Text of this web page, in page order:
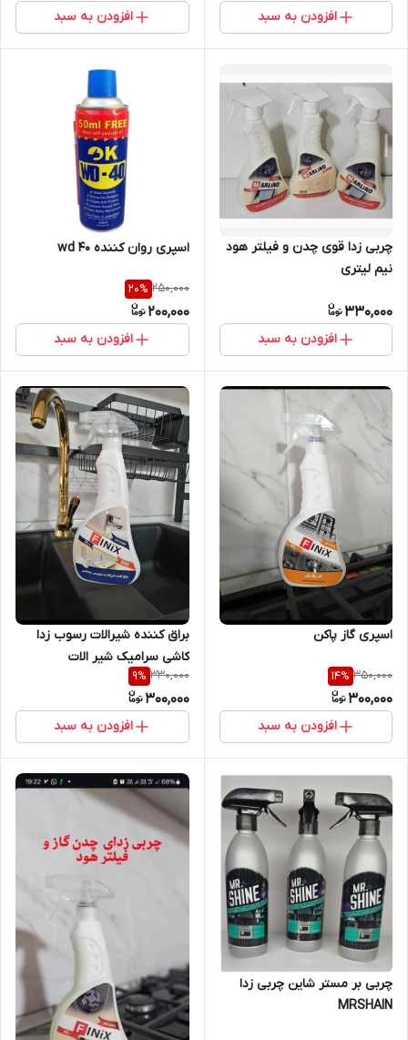
افزودن به سبد افزودن به سبد
چربی زدا قوی چدن و فیلتر هود
نیم لیتری
330,000
افزودن به سبد
اسپری روان کننده wd 40
250,000
20%
200,000
افزودن به سبد
اسپری گاز پاکن
350,000
14%
300,000
افزودن به سبد
براق کننده شیرالات رسوب زدا
کاشی سرامیک شیر الات
330,000
9%
300,000
افزودن به سبد
چربی بر مستر شاین چربی زدا
MRSHAIN